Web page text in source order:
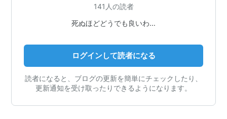
141人の読者
死ぬほどどうでも良いわ…
ログインして読者になる
読者になると、ブログの更新を簡単にチェックしたり、
更新通知を受け取ったりできるようになります。